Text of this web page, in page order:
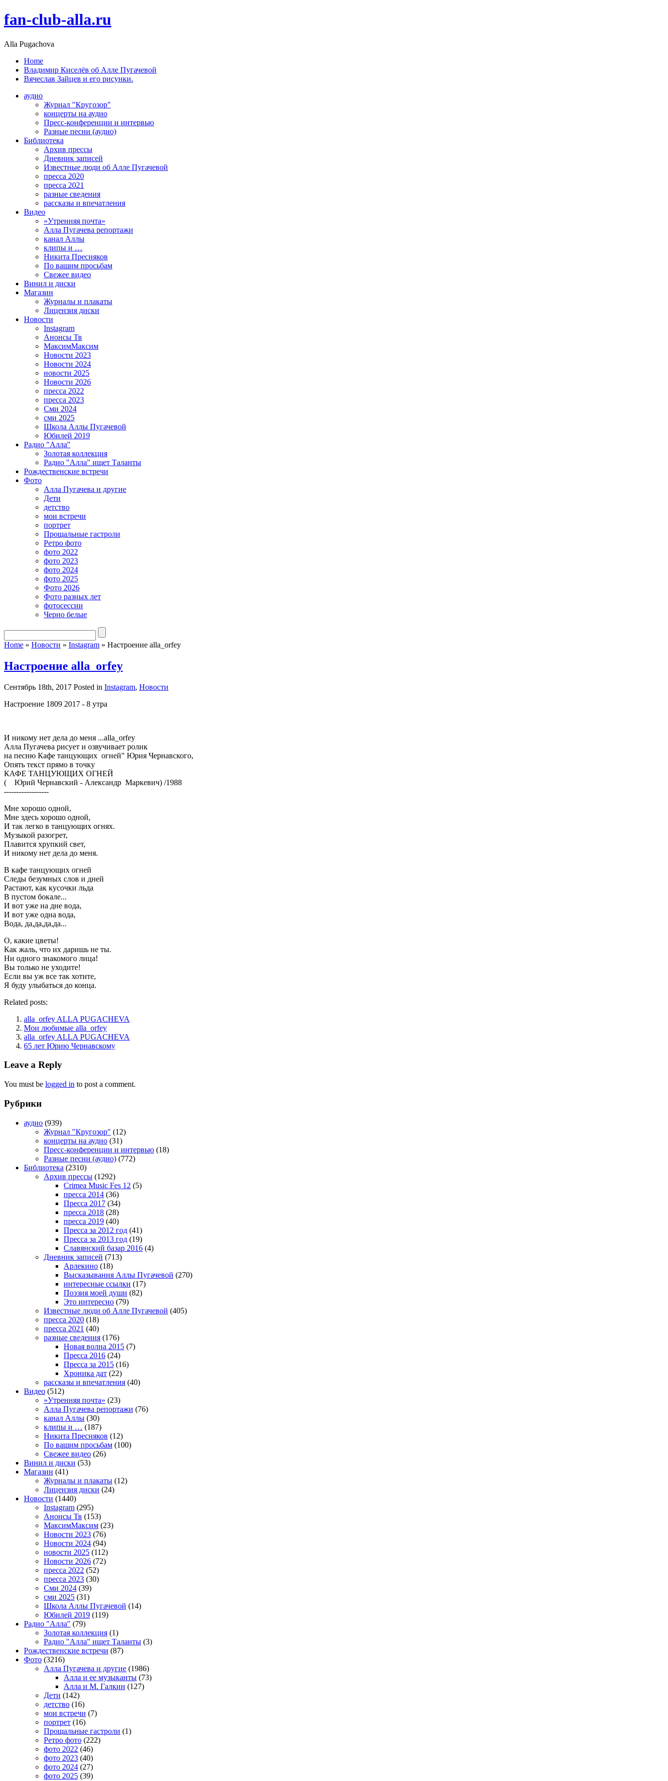
fan-club-alla.ru
Alla Pugachova
Home
Владимир Киселёв об Алле Пугачевой
Вячеслав Зайцев и его рисунки.
аудио
Журнал "Кругозор"
концерты на аудио
Пресс-конференции и интервью
Разные песни (аудио)
Библиотека
Архив прессы
Дневник записей
Известные люди об Алле Пугачевой
пресса 2020
пресса 2021
разные сведения
рассказы и впечатления
Видео
»Утренняя почта»
Алла Пугачева репортажи
канал Аллы
клипы и …
Никита Пресняков
По вашим просьбам
Свежее видео
Винил и диски
Магазин
Журналы и плакаты
Лицензия диски
Новости
Instagram
Анонсы Тв
МаксимМаксим
Новости 2023
Новости 2024
новости 2025
Новости 2026
пресса 2022
пресса 2023
Сми 2024
сми 2025
Школа Аллы Пугачевой
Юбилей 2019
Радио "Алла"
Золотая коллекция
Радио "Алла" ищет Таланты
Рождественские встречи
Фото
Алла Пугачева и другие
Дети
детство
мои встречи
портрет
Прощальные гастроли
Ретро фото
фото 2022
фото 2023
фото 2024
фото 2025
Фото 2026
Фото разных лет
фотосессии
Черно белые
Home » Новости » Instagram » Настроение alla_orfey
Настроение alla_orfey
Сентябрь 18th, 2017 Posted in Instagram, Новости
Настроение 1809 2017 - 8 утра
И никому нет дела до меня ...alla_orfey
Алла Пугачева рисует и озвучивает ролик
на песню Кафе танцующих огней" Юрия Чернавского,
Опять текст прямо в точку
КАФЕ ТАНЦУЮЩИХ ОГНЕЙ
( Юрий Чернавский - Александр Маркевич) /1988
------------------
Мне хорошо одной,
Мне здесь хорошо одной,
И так легко в танцующих огнях.
Музыкой разогрет,
Плавится хрупкий свет,
И никому нет дела до меня.
В кафе танцующих огней
Следы безумных слов и дней
Растают, как кусочки льда
В пустом бокале...
И вот уже на дне вода,
И вот уже одна вода,
Вода, да,да,да,да...
О, какие цветы!
Как жаль, что их даришь не ты.
Ни одного знакомого лица!
Вы только не уходите!
Если вы уж все так хотите,
Я буду улыбаться до конца.
Related posts:
alla_orfey ALLA PUGACHEVA
Мои любимые alla_orfey
alla_orfey ALLA PUGACHEVA
65 лет Юрию Чернавскому
Leave a Reply
You must be logged in to post a comment.
Рубрики
аудио (939)
Журнал "Кругозор" (12)
концерты на аудио (31)
Пресс-конференции и интервью (18)
Разные песни (аудио) (772)
Библиотека (2310)
Архив прессы (1292)
Crimea Music Fes 12 (5)
пресса 2014 (36)
Пресса 2017 (34)
пресса 2018 (28)
пресса 2019 (40)
Пресса за 2012 год (41)
Пресса за 2013 год (19)
Славянский базар 2016 (4)
Дневник записей (713)
Арлекино (18)
Высказывания Аллы Пугачевой (270)
интересные ссылки (17)
Поэзия моей души (82)
Это интересно (79)
Известные люди об Алле Пугачевой (405)
пресса 2020 (18)
пресса 2021 (40)
разные сведения (176)
Новая волна 2015 (7)
Пресса 2016 (24)
Пресса за 2015 (16)
Хроника дат (22)
рассказы и впечатления (40)
Видео (512)
»Утренняя почта» (23)
Алла Пугачева репортажи (76)
канал Аллы (30)
клипы и … (187)
Никита Пресняков (12)
По вашим просьбам (100)
Свежее видео (26)
Винил и диски (53)
Магазин (41)
Журналы и плакаты (12)
Лицензия диски (24)
Новости (1440)
Instagram (295)
Анонсы Тв (153)
МаксимМаксим (23)
Новости 2023 (76)
Новости 2024 (94)
новости 2025 (112)
Новости 2026 (72)
пресса 2022 (52)
пресса 2023 (30)
Сми 2024 (39)
сми 2025 (31)
Школа Аллы Пугачевой (14)
Юбилей 2019 (119)
Радио "Алла" (79)
Золотая коллекция (1)
Радио "Алла" ищет Таланты (3)
Рождественские встречи (87)
Фото (3216)
Алла Пугачева и другие (1986)
Алла и ее музыканты (73)
Алла и М. Галкин (127)
Дети (142)
детство (16)
мои встречи (7)
портрет (16)
Прощальные гастроли (1)
Ретро фото (222)
фото 2022 (46)
фото 2023 (40)
фото 2024 (27)
фото 2025 (39)